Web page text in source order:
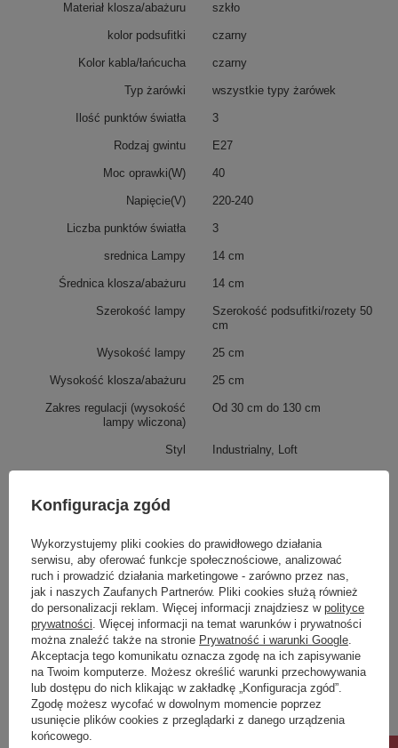
Materiał klosza/abażuru szkło
kolor podsufitki czarny
Kolor kabla/łańcucha czarny
Typ żarówki wszystkie typy żarówek
Ilość punktów światła 3
Rodzaj gwintu E27
Moc oprawki(W) 40
Napięcie(V) 220-240
Liczba punktów światła 3
srednica Lampy 14 cm
Średnica klosza/abażuru 14 cm
Szerokość lampy
Szerokość podsufitki/rozety 50
cm
Wysokość lampy 25 cm
Wysokość klosza/abażuru 25 cm
Zakres regulacji (wysokość
lampy wliczona)
Od 30 cm do 130 cm
Styl Industrialny, Loft
Pomieszczenie
Stopień szczelności IP20
Waga produktu 5 kg
Gwarancja 24 miesiące
Materiał dominujący Szkło
Potrzebujesz pomocy? Masz pytania?
Zadaj pytanie a my odpowiemy niezwłocznie,
najciekawsze pytania i odpowiedzi publikując
dla innych.
Zadaj pytanie
Konfiguracja zgód
Wykorzystujemy pliki cookies do prawidłowego działania
serwisu, aby oferować funkcje społecznościowe, analizować
ruch i prowadzić działania marketingowe - zarówno przez nas,
jak i naszych Zaufanych Partnerów. Pliki cookies służą również
do personalizacji reklam. Więcej informacji znajdziesz w polityce
prywatności . Więcej informacji na temat warunków i prywatności
można znaleźć także na stronie Prywatność i warunki Google
Akceptacja tego komunikatu oznacza zgodę na ich zapisywanie
na Twoim komputerze. Możesz określić warunki przechowywania
lub dostępu do nich klikając w zakładkę „Konfiguracja zgód”.
Zgodę możesz wycofać w dowolnym momencie poprzez
usunięcie plików cookies z przeglądarki z danego urządzenia
końcowego.